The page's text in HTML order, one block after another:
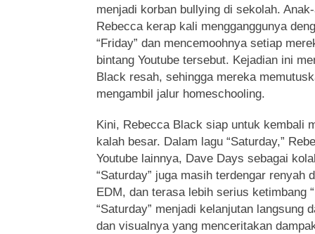
menjadi korban bullying di sekolah.
Rebecca kerap kali mengganggunya
“Friday” dan mencemoohnya setiap
bintang Youtube tersebut. Kejadian ini
Black resah, sehingga mereka
mengambil jalur homeschooling.
Kini, Rebecca Black siap untuk kembali
kalah besar. Dalam lagu “Saturday,”
Youtube lainnya, Dave Days sebagai
“Saturday” juga masih terdengar renyah
EDM, dan terasa lebih serius ketimbang
“Saturday” menjadi kelanjutan langsung
dan visualnya yang menceritakan